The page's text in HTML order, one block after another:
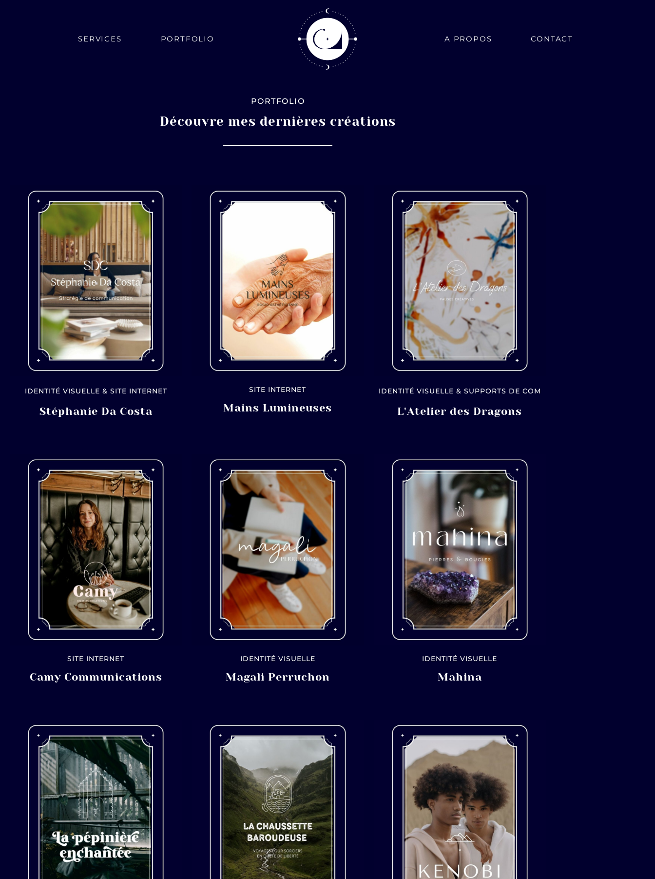
SERVICES PORTFOLIO A PROPOS CONTACT
PORTFOLIO
Découvre mes dernières créations
IDENTITÉ VISUELLE & SITE INTERNET
Stéphanie Da Costa
SITE INTERNET
Mains Lumineuses
IDENTITÉ VISUELLE & SUPPORTS DE COM
L'Atelier des Dragons
SITE INTERNET
Camy Communications
IDENTITÉ VISUELLE
Magali Perruchon
IDENTITÉ VISUELLE
Mahina